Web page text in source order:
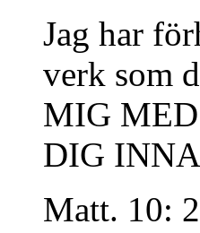
Jag har
verk som
MIG
DIG
Matt. 10: